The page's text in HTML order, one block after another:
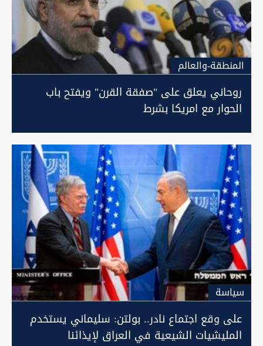
المنطقة-والعالم
روحاني يعلق على "صفقة القرن" ويفتح باب
الحوار مع امريكا بشرط
سیاسة
على وقع اجتماع نادر.. بولتن: سليماني يستخدم
المليشيات الشيعية في العراق لإيذائنا